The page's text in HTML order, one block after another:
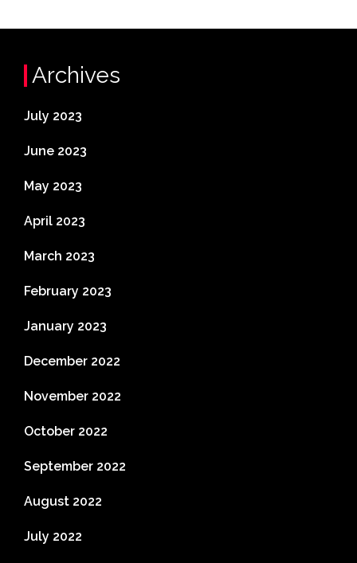
Archives
July 2023
June 2023
May 2023
April 2023
March 2023
February 2023
January 2023
December 2022
November 2022
October 2022
September 2022
August 2022
July 2022